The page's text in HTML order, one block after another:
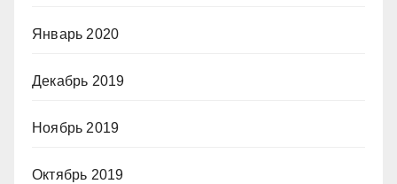
Январь 2020
Декабрь 2019
Ноябрь 2019
Октябрь 2019